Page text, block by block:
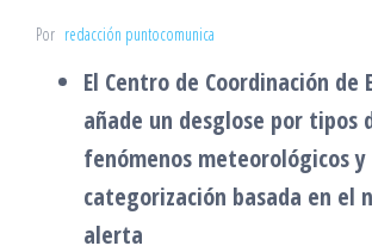
Por redacción puntocomunica
El Centro de Coordinación de
añade un desglose por tipos
fenómenos meteorológicos y
categorización basada en el
alerta